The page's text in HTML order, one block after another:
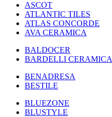
ASCOT
ATLANTIC TILES
ATLAS CONCORDE
AVA CERAMICA
BALDOCER
BARDELLI CERAMICA
BENADRESA
BESTILE
BLUEZONE
BLUSTYLE